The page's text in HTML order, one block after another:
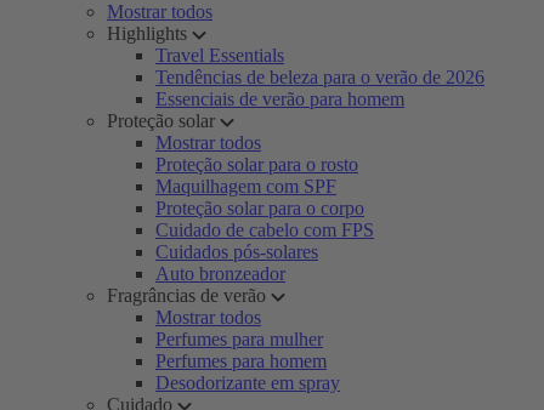
Mostrar todos
Highlights
Travel Essentials
Tendências de beleza para o verão de 2026
Essenciais de verão para homem
Proteção solar
Mostrar todos
Proteção solar para o rosto
Maquilhagem com SPF
Proteção solar para o corpo
Cuidado de cabelo com FPS
Cuidados pós-solares
Auto bronzeador
Fragrâncias de verão
Mostrar todos
Perfumes para mulher
Perfumes para homem
Desodorizante em spray
Cuidado